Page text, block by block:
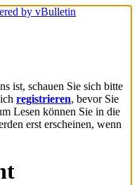
ist, schauen Sie sich bitte
registrieren, bevor Sie
Lesen können Sie in die
erst erscheinen, wenn